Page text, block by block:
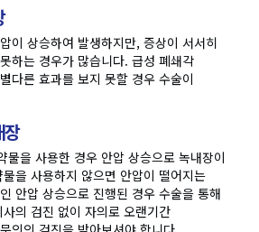
이 상승하여 발생하지만, 증상이 서서히
하는 경우가 많습니다. 급성 폐쇄각
다른 효과를 보지 못할 경우 수술이
장
물을 사용한 경우 안압 상승으로 녹내장이
을 사용하지 않으면 안압이 떨어지는
안압 상승으로 진행된 경우 수술을 통해
의 검진 없이 자의로 오랜기간